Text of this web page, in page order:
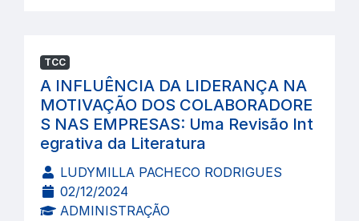
TCC
A INFLUÊNCIA DA LIDERANÇA NA
MOTIVAÇÃO DOS COLABORADORE
S NAS EMPRESAS: Uma Revisão Int
egrativa da Literatura
LUDYMILLA PACHECO RODRIGUES
02/12/2024
ADMINISTRAÇÃO